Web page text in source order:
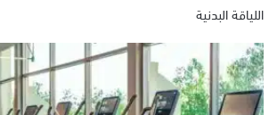
اللياقة البدنية